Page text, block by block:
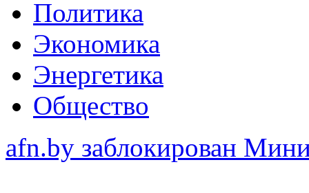
Политика
Экономика
Энергетика
Общество
afn.by заблокирован